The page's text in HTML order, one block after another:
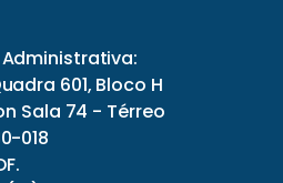
601, Bloco H
Sala 74 - Térreo
018